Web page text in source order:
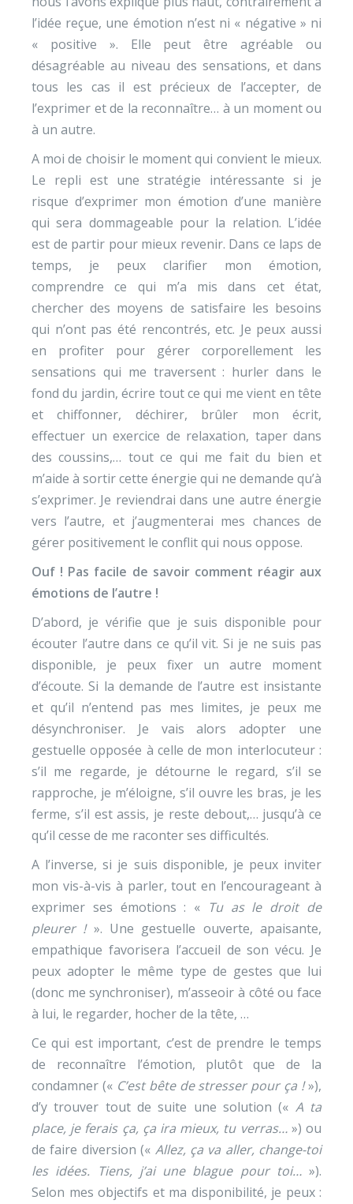
l’idée reçue, une émotion n’est ni « négative » ni
« positive ». Elle peut être agréable ou
désagréable au niveau des sensations, et dans
tous les cas il est précieux de l’accepter, de
l’exprimer et de la reconnaître… à un moment ou
à un autre.
A moi de choisir le moment qui convient le mieux.
Le repli est une stratégie intéressante si je
risque d’exprimer mon émotion d’une manière
qui sera dommageable pour la relation. L’idée
est de partir pour mieux revenir. Dans ce laps de
temps, je peux clarifier mon émotion,
comprendre ce qui m’a mis dans cet état,
chercher des moyens de satisfaire les besoins
qui n’ont pas été rencontrés, etc. Je peux aussi
en profiter pour gérer corporellement les
sensations qui me traversent : hurler dans le
fond du jardin, écrire tout ce qui me vient en tête
et chiffonner, déchirer, brûler mon écrit,
effectuer un exercice de relaxation, taper dans
des coussins,… tout ce qui me fait du bien et
m’aide à sortir cette énergie qui ne demande qu’à
s’exprimer. Je reviendrai dans une autre énergie
vers l’autre, et j’augmenterai mes chances de
gérer positivement le conflit qui nous oppose.
Ouf ! Pas facile de savoir comment réagir aux
émotions de l’autre !
D’abord, je vérifie que je suis disponible pour
écouter l’autre dans ce qu’il vit. Si je ne suis pas
disponible, je peux fixer un autre moment
d’écoute. Si la demande de l’autre est insistante
et qu’il n’entend pas mes limites, je peux me
désynchroniser. Je vais alors adopter une
gestuelle opposée à celle de mon interlocuteur :
s’il me regarde, je détourne le regard, s’il se
rapproche, je m’éloigne, s’il ouvre les bras, je les
ferme, s’il est assis, je reste debout,… jusqu’à ce
qu’il cesse de me raconter ses difficultés.
A l’inverse, si je suis disponible, je peux inviter
mon vis-à-vis à parler, tout en l’encourageant à
exprimer ses émotions : « Tu as le droit de
pleurer ! ». Une gestuelle ouverte, apaisante,
empathique favorisera l’accueil de son vécu. Je
peux adopter le même type de gestes que lui
(donc me synchroniser), m’asseoir à côté ou face
à lui, le regarder, hocher de la tête, …
Ce qui est important, c’est de prendre le temps
de reconnaître l’émotion, plutôt que de la
condamner (« C’est bête de stresser pour ça !»),
d’y trouver tout de suite une solution (« A ta
place, je ferais ça, ça ira mieux, tu verras…») ou
de faire diversion (« Allez, ça va aller, change-toi
les idées. Tiens, j’ai une blague pour toi…»).
Selon mes objectifs et ma disponibilité, je peux :